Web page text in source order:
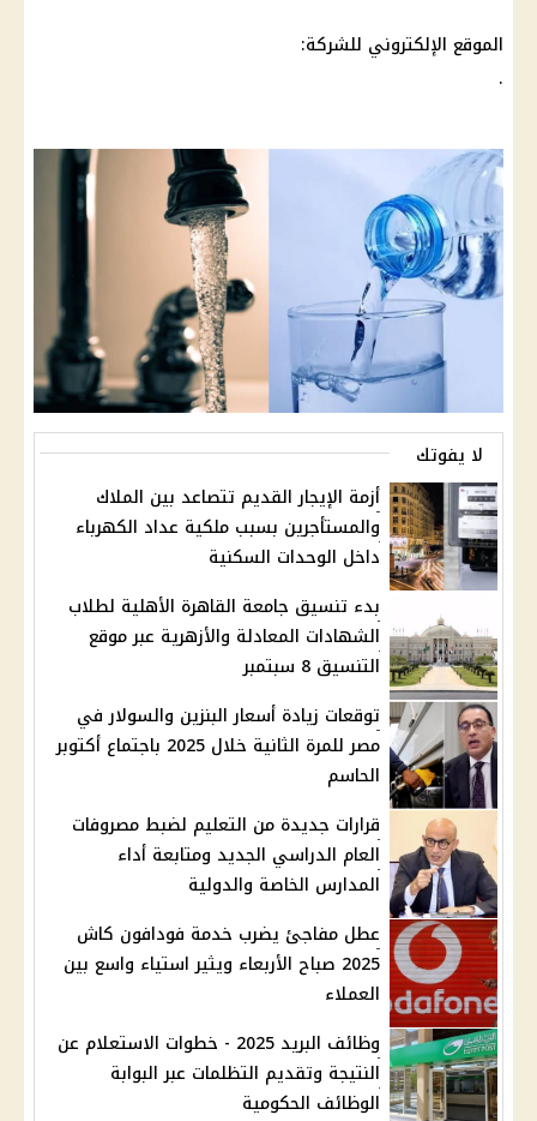
الموقع الإلكتروني للشركة:
.
لا يفوتك
أزمة الإيجار القديم تتصاعد بين الملاك
والمستأجرين بسبب ملكية عداد الكهرباء
داخل الوحدات السكنية
بدء تنسيق جامعة القاهرة الأهلية لطلاب
الشهادات المعادلة والأزهرية عبر موقع
التنسيق 8 سبتمبر
توقعات زيادة أسعار البنزين والسولار في
مصر للمرة الثانية خلال 2025 باجتماع أكتوبر
الحاسم
قرارات جديدة من التعليم لضبط مصروفات
العام الدراسي الجديد ومتابعة أداء
المدارس الخاصة والدولية
عطل مفاجئ يضرب خدمة فودافون كاش
2025 صباح الأربعاء ويثير استياء واسع بين
العملاء
وظائف البريد 2025 - خطوات الاستعلام عن
النتيجة وتقديم التظلمات عبر البوابة
الوظائف الحكومية